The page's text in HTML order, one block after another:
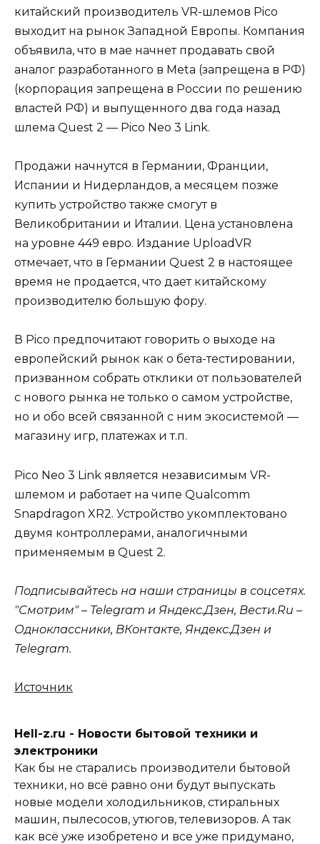
китайский производитель VR-шлемов Pico
выходит на рынок Западной Европы. Компания
объявила, что в мае начнет продавать свой
аналог разработанного в Meta (запрещена в РФ)
(корпорация запрещена в России по решению
властей РФ) и выпущенного два года назад
шлема Quest 2 — Pico Neo 3 Link.
Продажи начнутся в Германии, Франции,
Испании и Нидерландов, а месяцем позже
купить устройство также смогут в
Великобритании и Италии. Цена установлена
на уровне 449 евро. Издание UploadVR
отмечает, что в Германии Quest 2 в настоящее
время не продается, что дает китайскому
производителю большую фору.
В Pico предпочитают говорить о выходе на
европейский рынок как о бета-тестировании,
призванном собрать отклики от пользователей
с нового рынка не только о самом устройстве,
но и обо всей связанной с ним экосистемой —
магазину игр, платежах и т.п.
Pico Neo 3 Link является независимым VR-
шлемом и работает на чипе Qualcomm
Snapdragon XR2. Устройство укомплектовано
двумя контроллерами, аналогичными
применяемым в Quest 2.
Подписывайтесь на наши страницы в соцсетях.
"Смотрим" – Telegram и Яндекс.Дзен, Вести.Ru –
Одноклассники, ВКонтакте, Яндекс.Дзен и
Telegram.
Источник
Hell-z.ru - Новости бытовой техники и
электроники
Как бы не старались производители бытовой
техники, но всё равно они будут выпускать
новые модели холодильников, стиральных
машин, пылесосов, утюгов, телевизоров. А так
как всё уже изобретено и все уже придумано,